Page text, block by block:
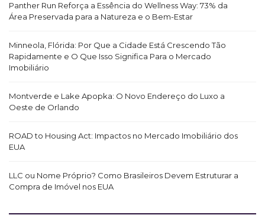
Panther Run Reforça a Essência do Wellness Way: 73% da
Área Preservada para a Natureza e o Bem-Estar
Minneola, Flórida: Por Que a Cidade Está Crescendo Tão
Rapidamente e O Que Isso Significa Para o Mercado
Imobiliário
Montverde e Lake Apopka: O Novo Endereço do Luxo a
Oeste de Orlando
ROAD to Housing Act: Impactos no Mercado Imobiliário dos
EUA
LLC ou Nome Próprio? Como Brasileiros Devem Estruturar a
Compra de Imóvel nos EUA